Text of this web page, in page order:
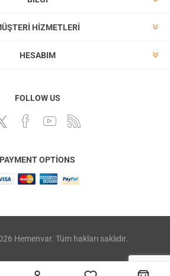
HIZMETLERI
HESABIM
FOLLOW US
PAYMENT OPTIONS
Hemenvar. Tüm hakları saklıdır.